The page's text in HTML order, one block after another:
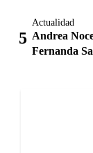
Actualidad
Andrea
Fernanda